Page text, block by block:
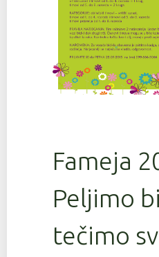
Fameja
Peljimo
tečimo